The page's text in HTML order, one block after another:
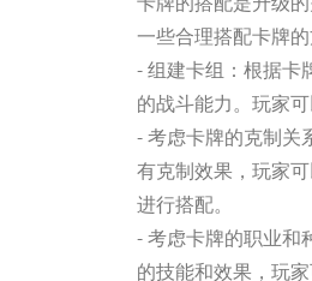
一些合理搭配卡牌的
- 组建卡组：根据卡
的战斗能力。玩家
- 考虑卡牌的克制关
有克制效果，玩家
进行搭配。
- 考虑卡牌的职业和
的技能和效果，玩